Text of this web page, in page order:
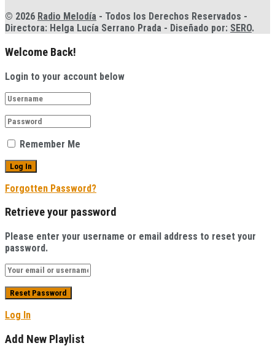
© 2026 Radio Melodía - Todos los Derechos Reservados -
Directora: Helga Lucía Serrano Prada - Diseñado por: SERO.
Welcome Back!
Login to your account below
Remember Me
Forgotten Password?
Retrieve your password
Please enter your username or email address to reset your
password.
Log In
Add New Playlist